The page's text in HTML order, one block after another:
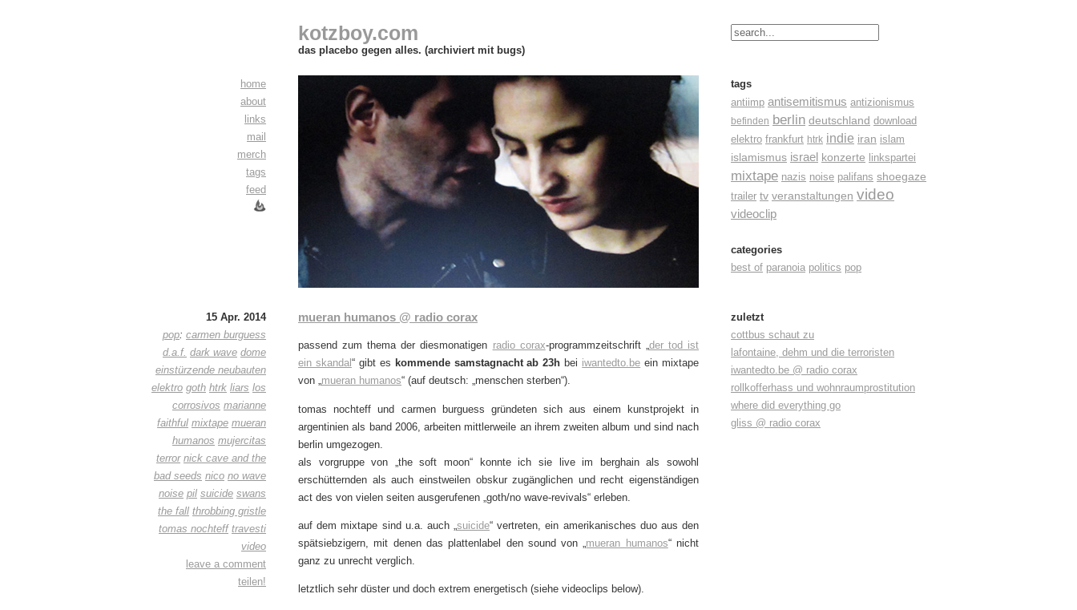
kotzboy.com
das placebo gegen alles. (archiviert mit bugs)
home
about
links
mail
merch
tags
feed
tags
antiimp antisemitismus antizionismus
befinden berlin deutschland download
elektro frankfurt htrk indie iran islam
islamismus israel konzerte linkspartei
mixtape nazis noise palifans shoegaze
trailer tv veranstaltungen video
videoclip
categories
best of paranoia politics pop
15 Apr. 2014
pop: carmen burguess
d.a.f. dark wave dome
einstürzende neubauten
elektro goth htrk liars los
corrosivos marianne
faithful mixtape mueran
humanos mujercitas
terror nick cave and the
bad seeds nico no wave
noise pil suicide swans
the fall throbbing gristle
tomas nochteff travesti
video
leave a comment
teilen!
mueran humanos @ radio corax
passend zum thema der diesmonatigen radio corax-programmzeitschrift „der tod ist
ein skandal “ gibt es kommende samstagnacht ab 23h bei iwantedto.be ein mixtape
von „mueran humanos“ (auf deutsch: „menschen sterben“).
tomas nochteff und carmen burguess gründeten sich aus einem kunstprojekt in
argentinien als band 2006, arbeiten mittlerweile an ihrem zweiten album und sind nach
berlin umgezogen.
als vorgruppe von „the soft moon“ konnte ich sie live im berghain als sowohl
erschütternden als auch einstweilen obskur zugänglichen und recht eigenständigen
act des von vielen seiten ausgerufenen „goth/no wave-revivals“ erleben.
auf dem mixtape sind u.a. auch „ suicide“ vertreten, ein amerikanisches duo aus den
spätsiebzigern, mit denen das plattenlabel den sound von „ mueran humanos“ nicht
ganz zu unrecht verglich.
letztlich sehr düster und doch extrem energetisch (siehe videoclips below).
zuletzt
cottbus schaut zu
lafontaine, dehm und die terroristen
iwantedto.be @ radio corax
rollkofferhass und wohnraumprostitution
where did everything go
gliss @ radio corax